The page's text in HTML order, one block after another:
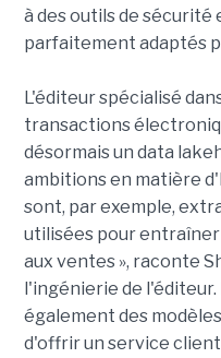
à des outils de sécurité
parfaitement adaptés
L'éditeur spécialisé
transactions
désormais un data
ambitions en matière
sont, par exemple,
utilisées pour
aux ventes », raconte
l'ingénierie de
également des
d'offrir un service